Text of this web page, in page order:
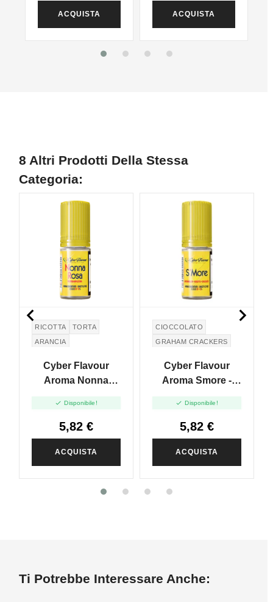
ACQUISTA ACQUISTA
8 Altri Prodotti Della Stessa
Categoria:
RICOTTA
TORTA
ARANCIA
Cyber Flavour
Aroma Nonna
 Disponibile!
5,82 €
ACQUISTA
CIOCCOLATO
GRAHAM CRACKERS
Cyber Flavour
Aroma Smore -
 Disponibile!
5,82 €
ACQUISTA
 
Ti Potrebbe Interessare Anche: